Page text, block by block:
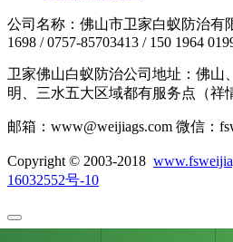
公司名称：佛山市卫家白蚁防治有
1698 / 0757-85703413 / 150 1964
卫家佛山白蚁防治公司地址：佛山
明、三水五大区域都有服务点（祥
邮箱：www@weijiags.com 微信：
Copyright © 2003-2018
16032552号-10